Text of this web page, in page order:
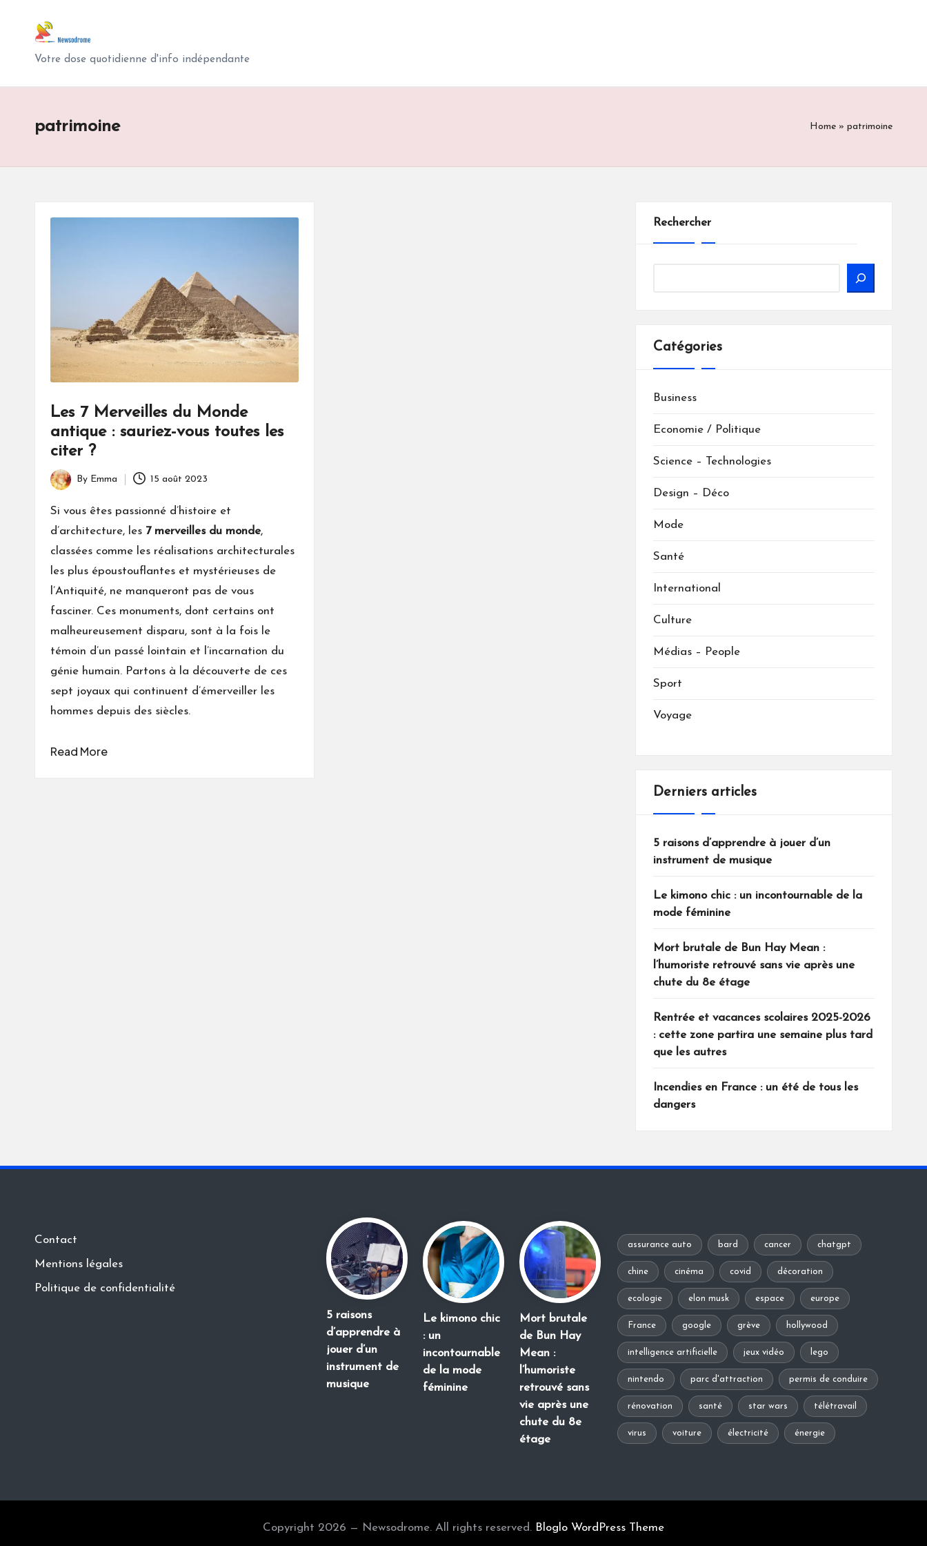
N
e
w
s
Votre dose quotidienne d'info indépendante
patrimoine Home » patrimoine
Les 7 Merveilles du Monde
antique : sauriez-vous toutes les
citer ?
Posted
by
By Emma 15 août 2023
Si vous êtes passionné d’histoire et
d’architecture, les 7 merveilles du monde,
classées comme les réalisations architecturales
les plus époustouflantes et mystérieuses de
l’Antiquité, ne manqueront pas de vous
fasciner. Ces monuments, dont certains ont
malheureusement disparu, sont à la fois le
témoin d’un passé lointain et l’incarnation du
génie humain. Partons à la découverte de ces
sept joyaux qui continuent d’émerveiller les
hommes depuis des siècles.
Read More
Rechercher
Catégories
Business
Economie / Politique
Science – Technologies
Design – Déco
Mode
Santé
International
Culture
Médias – People
Sport
Voyage
Derniers articles
5 raisons d’apprendre à jouer d’un
instrument de musique
Le kimono chic : un incontournable de la
mode féminine
Mort brutale de Bun Hay Mean :
l’humoriste retrouvé sans vie après une
chute du 8e étage
Rentrée et vacances scolaires 2025-2026
: cette zone partira une semaine plus tard
que les autres
Incendies en France : un été de tous les
dangers
Contact
Mentions légales
Politique de confidentialité
5 raisons
d’apprendre à
jouer d’un
instrument de
musique
Le kimono chic
: un
incontournable
de la mode
féminine
Mort brutale
de Bun Hay
Mean :
l’humoriste
retrouvé sans
vie après une
chute du 8e
étage
assurance auto bard cancer chatgpt
chine cinéma covid décoration
ecologie elon musk espace europe
France google grève hollywood
intelligence artificielle jeux vidéo lego
nintendo parc d'attraction permis de conduire
rénovation santé star wars télétravail
virus voiture électricité énergie
Copyright 2026 — Newsodrome. All rights reserved. Bloglo WordPress Theme